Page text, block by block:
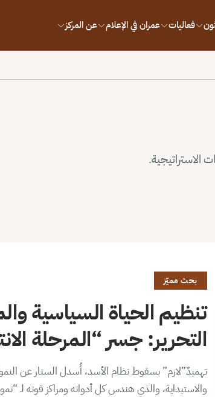
فعاليات عمران في الإعلام عن المركز
الاستراتيجية.
بحث مميّز
تنظيم الحياة السياسية
التحرير: جسر “المرحلة
تهميدٌ”لازم” بسقوط نظام الأسد، أُسدل الستار عن
والاستبداية، والذي هندس كل أدواته ومراكز قوته لـ